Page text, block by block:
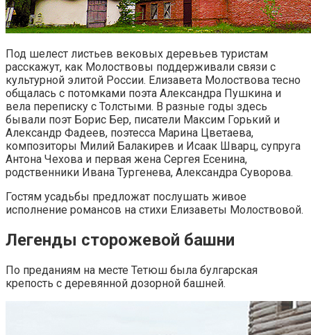
Под шелест листьев вековых деревьев туристам
расскажут, как Молоствовы поддерживали связи с
культурной элитой России. Елизавета Молоствова тесно
общалась с потомками поэта Александра Пушкина и
вела переписку с Толстыми. В разные годы здесь
бывали поэт Борис Бер, писатели Максим Горький и
Александр Фадеев, поэтесса Марина Цветаева,
композиторы Милий Балакирев и Исаак Шварц, супруга
Антона Чехова и первая жена Сергея Есенина,
родственники Ивана Тургенева, Александра Суворова.
Гостям усадьбы предложат послушать живое
исполнение романсов на стихи Елизаветы Молоствовой.
Легенды сторожевой башни
По преданиям на месте Тетюш была булгарская
крепость с деревянной дозорной башней.